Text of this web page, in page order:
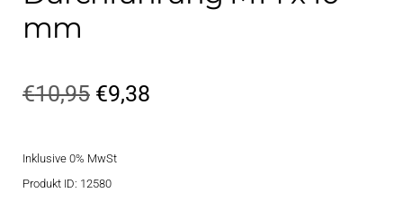
mm
€10,95 Ursprünglicher
war:
€9,38Aktueller
Inklusive 0% MwSt
Produkt ID: 12580